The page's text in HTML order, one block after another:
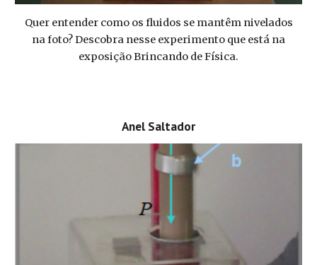
Quer entender como os fluidos se mantêm nivelados
na foto? Descobra nesse experimento que está na
exposição Brincando de Física.
Anel Saltador